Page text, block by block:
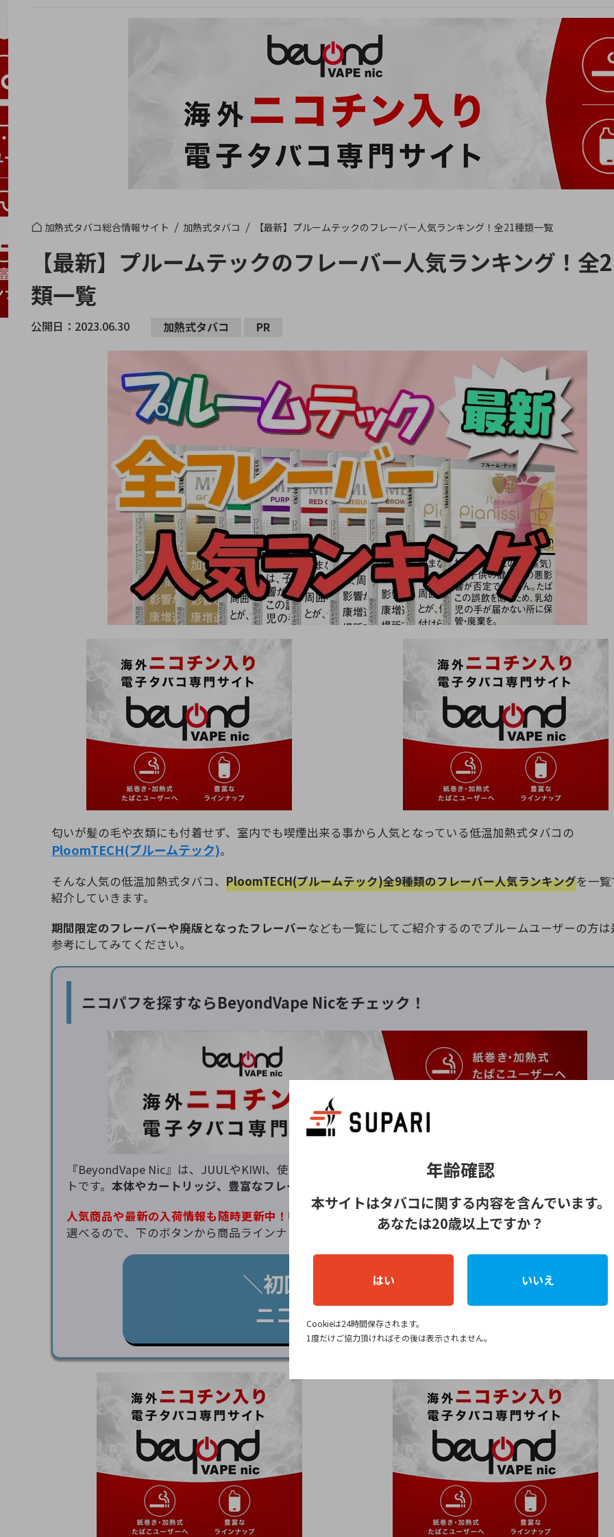
加熱式タバコ総合情報サイト 加熱式タバコ 【最新】プルームテックのフレーバー人気ランキング！全21種類一覧
【最新】プルームテックのフレーバー人気ランキング！全
類一覧
公開日： 2023.06.30 加熱式タバコ PR
匂いが髪の毛や衣類にも付着せず、室内でも喫煙出来る事から人気となっている低温加熱式タバコの
PloomTECH(プルームテック)。
そんな人気の低温加熱式タバコ、 PloomTECH(プルームテック)全9種類のフレーバー人気ランキングを一
紹介していきます。
期間限定のフレーバーや廃版となったフレーバーなども一覧にしてご紹介するのでプルームユーザーの方は
参考にしてみてください。
ニコパフを探すならBeyondVape Nicをチェック！
『BeyondVape Nic』は、JUULやKIWI、使い捨て電子タバコなど、ニコチン入りの商品を取り扱う通販
トです。 本体やカートリッジ、豊富なフレーバーから、自分に合ったニコパフを探せます
人気商品や最新の入荷情報も随時更新中！ 吸いごたえやデバイスの形状、好みのフレーバーを比較しな
選べるので、下のボタンから商品ラインナップをチェックしてみてください！
＼初回購入15％オフ／
ニコパフを購入する
年齢確認
本サイトはタバコに関する内容を含んでいます。
あなたは20歳以上ですか？
はい いいえ
Cookieは24時間保存されます。
1度だけご協力頂ければその後は表示されません。